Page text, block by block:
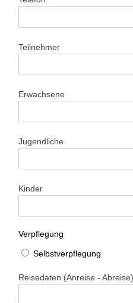
Teilnehmer
Erwachsene
Jugendliche
Kinder
Verpflegung
Selbstverpflegung
Reisedaten (Anreise - Abreise)